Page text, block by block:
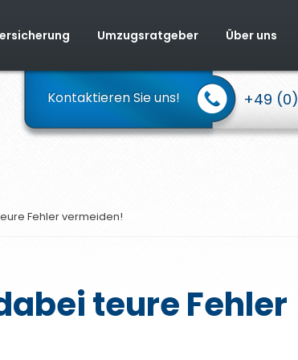
Umzugsratgeber Über uns
Kontaktieren Sie uns! +49 (0)
Fehler vermeiden!
teure Fehler